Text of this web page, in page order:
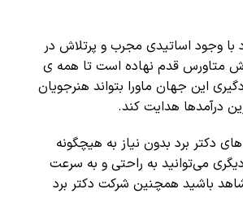
با وجود اساتیدی مجرب و پرتلاش در
متاورس قدم نهاده است تا همه ی
این جهان ماورا بتواند هنرجویان
درآمدها هدایت کند.
دکتر برد بدون نیاز به هیچگونه
می‌توانید به راحتی و به سرعت
باشید همچنین شرکت دکتر برد